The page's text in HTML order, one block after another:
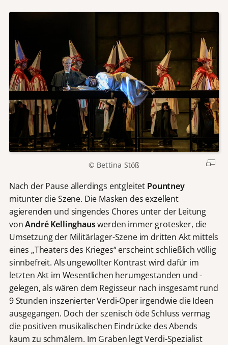
© Bettina Stöß
Nach der Pause allerdings entgleitet Pountney
mitunter die Szene. Die Masken des exzellent
agierenden und singendes Chores unter der Leitung
vonAndré Kellinghauswerden immer grotesker, die
Umsetzung der Militärlager-Szene im dritten Akt mittels
eines „Theaters des Krieges“ erscheint schließlich völlig
sinnbefreit. Als ungewollter Kontrast wird dafür im
letzten Akt im Wesentlichen herumgestanden und -
gelegen, als wären dem Regisseur nach insgesamt rund
9 Stunden inszenierter Verdi-Oper irgendwie die Ideen
ausgegangen. Doch der szenisch öde Schluss vermag
die positiven musikalischen Eindrücke des Abends
kaum zu schmälern. Im Graben legt Verdi-Spezialist